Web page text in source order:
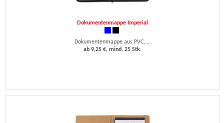
Dokumentenmappe Imperial
Dokumentenmappe aus PVC, ...
ab 9,25 €, mind. 25 Stk.